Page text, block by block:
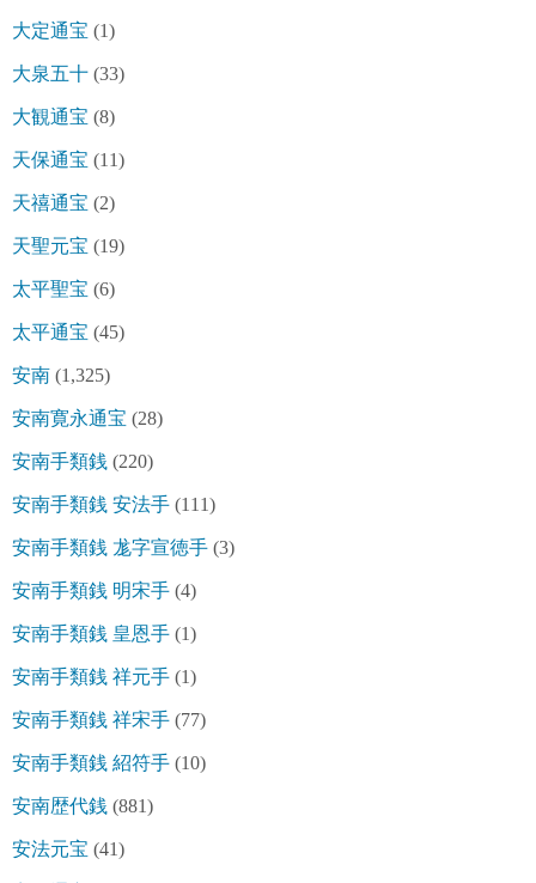
大定通宝 (1)
大泉五十 (33)
大観通宝 (8)
天保通宝 (11)
天禧通宝 (2)
天聖元宝 (19)
太平聖宝 (6)
太平通宝 (45)
安南 (1,325)
安南寛永通宝 (28)
安南手類銭 (220)
安南手類銭 安法手 (111)
安南手類銭 尨字宣徳手 (3)
安南手類銭 明宋手 (4)
安南手類銭 皇恩手 (1)
安南手類銭 祥元手 (1)
安南手類銭 祥宋手 (77)
安南手類銭 紹符手 (10)
安南歴代銭 (881)
安法元宝 (41)